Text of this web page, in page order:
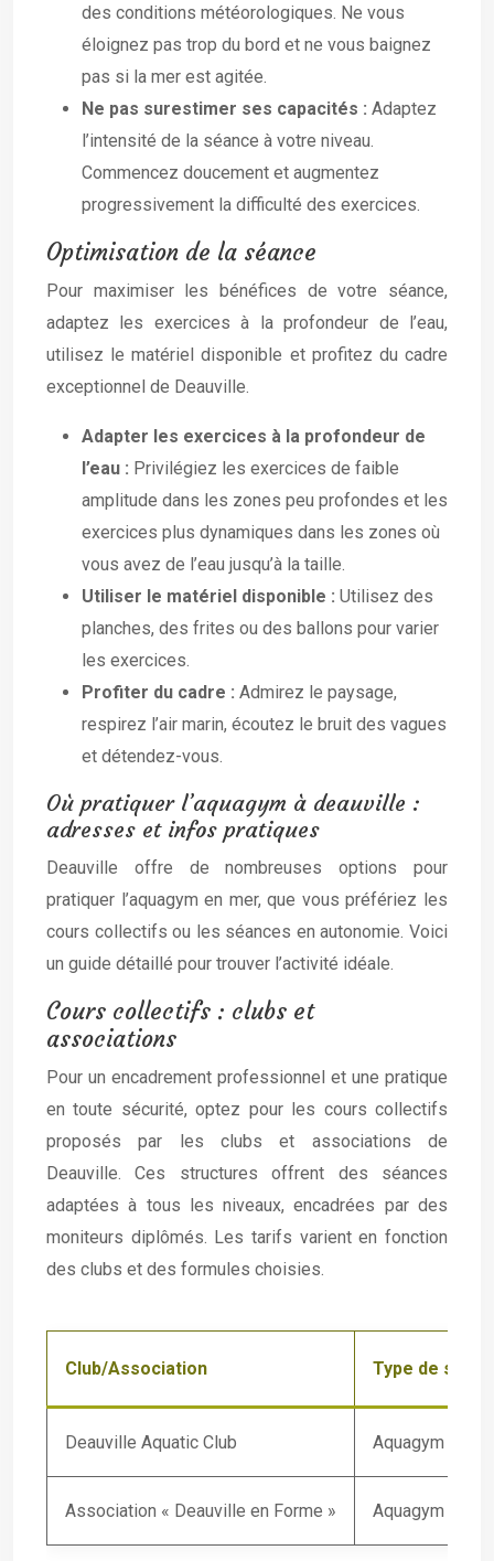
des conditions météorologiques. Ne vous
éloignez pas trop du bord et ne vous baignez
pas si la mer est agitée.
Ne pas surestimer ses capacités : Adaptez
l’intensité de la séance à votre niveau.
Commencez doucement et augmentez
progressivement la difficulté des exercices.
Optimisation de la séance
Pour maximiser les bénéfices de votre séance,
adaptez les exercices à la profondeur de l’eau,
utilisez le matériel disponible et profitez du cadre
exceptionnel de Deauville.
Adapter les exercices à la profondeur de
l’eau : Privilégiez les exercices de faible
amplitude dans les zones peu profondes et les
exercices plus dynamiques dans les zones où
vous avez de l’eau jusqu’à la taille.
Utiliser le matériel disponible : Utilisez des
planches, des frites ou des ballons pour varier
les exercices.
Profiter du cadre : Admirez le paysage,
respirez l’air marin, écoutez le bruit des vagues
et détendez-vous.
Où pratiquer l’aquagym à deauville :
adresses et infos pratiques
Deauville offre de nombreuses options pour
pratiquer l’aquagym en mer, que vous préfériez les
cours collectifs ou les séances en autonomie. Voici
un guide détaillé pour trouver l’activité idéale.
Cours collectifs : clubs et
associations
Pour un encadrement professionnel et une pratique
en toute sécurité, optez pour les cours collectifs
proposés par les clubs et associations de
Deauville. Ces structures offrent des séances
adaptées à tous les niveaux, encadrées par des
moniteurs diplômés. Les tarifs varient en fonction
des clubs et des formules choisies.
Club/Association Type de
Deauville Aquatic Club Aquagym
Association « Deauville en Forme » Aquagym